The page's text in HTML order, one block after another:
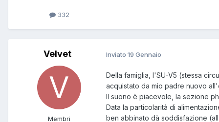
332
Velvet
Membri
Inviato 19 Gennaio
Della famiglia, l'SU-V5 (stessa
acquistato da mio padre nuovo
Il suono è piacevole, la sezione
Data la particolarità di
ben abbinato dà soddisfazione